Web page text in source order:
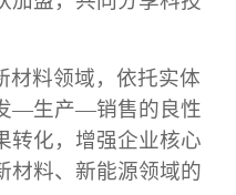
材料领域，依托实体
—生产—销售的良性
转化，增强企业核心
材料、新能源领域的